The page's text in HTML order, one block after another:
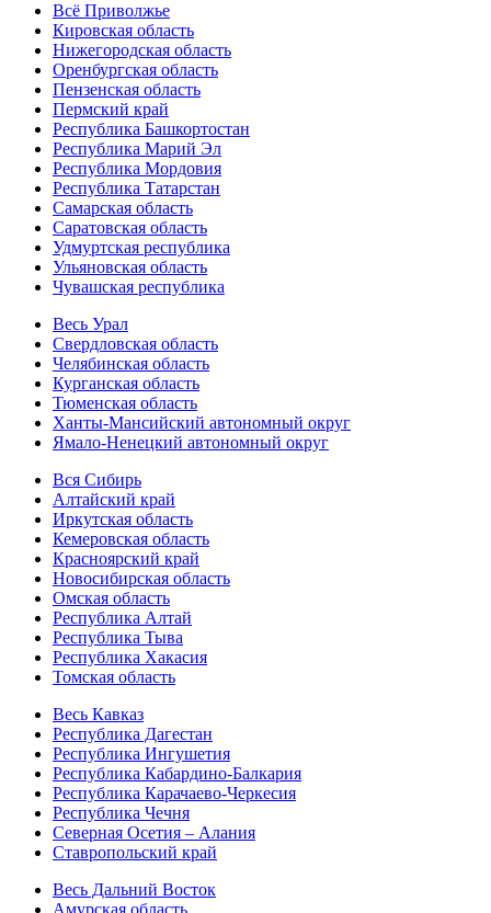
Всё Приволжье
Кировская область
Нижегородская область
Оренбургская область
Пензенская область
Пермский край
Республика Башкортостан
Республика Марий Эл
Республика Мордовия
Республика Татарстан
Самарская область
Саратовская область
Удмуртская республика
Ульяновская область
Чувашская республика
Весь Урал
Свердловская область
Челябинская область
Курганская область
Тюменская область
Ханты-Мансийский автономный округ
Ямало-Ненецкий автономный округ
Вся Сибирь
Алтайский край
Иркутская область
Кемеровская область
Красноярский край
Новосибирская область
Омская область
Республика Алтай
Республика Тыва
Республика Хакасия
Томская область
Весь Кавказ
Республика Дагестан
Республика Ингушетия
Республика Кабардино-Балкария
Республика Карачаево-Черкесия
Республика Чечня
Северная Осетия – Алания
Ставропольский край
Весь Дальний Восток
Амурская область